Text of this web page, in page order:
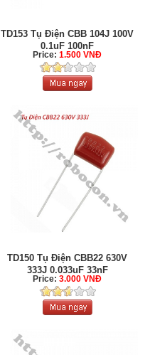
TD153 Tụ Điện CBB 104J 100V
0.1uF 100nF
Price:1.500 VNĐ
TD150 Tụ Điện CBB22 630V
333J 0.033uF 33nF
Price:3.000 VNĐ